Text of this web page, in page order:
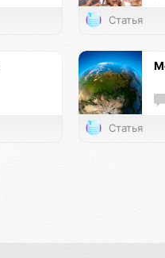
Статья
Статья